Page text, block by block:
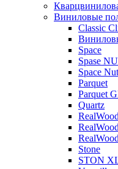
Виниловые
Classic
Space
Spase
Space
Parquet
Parquet
Quartz
RealWood
Stone
STON